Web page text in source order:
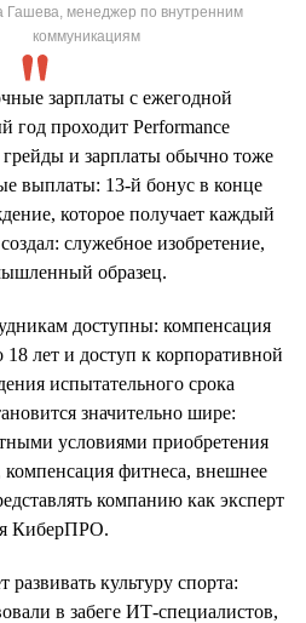
Гашева, менеджер по внутренним
коммуникациям
зарплаты с ежегодной
год проходит Performance
и зарплаты обычно тоже
выплаты: 13-й бонус в конце
которое получает каждый
служебное изобретение,
образец.
доступны: компенсация
лет и доступ к корпоративной
испытательного срока
значительно шире:
условиями приобретения
компенсация фитнеса, внешнее
компанию как эксперт
КиберПРО.
культуру спорта:
в забеге ИТ-специалистов,